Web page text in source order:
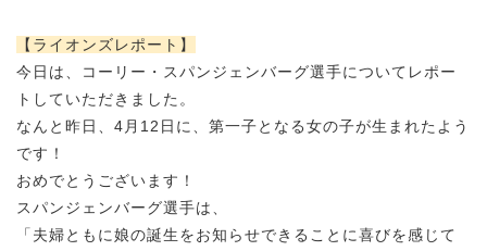
【ライオンズレポート】
今日は、コーリー・スパンジェンバーグ選手についてレポー
トしていただきました。
なんと昨日、4月12日に、第一子となる女の子が生まれたよう
です！
おめでとうございます！
スパンジェンバーグ選手は、
「夫婦ともに娘の誕生をお知らせできることに喜びを感じて